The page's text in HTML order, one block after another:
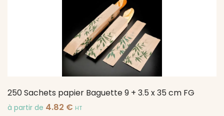
250 Sachets papier Baguette 9 + 3.5 x 35 cm FG
à partir de 4.82 € HT